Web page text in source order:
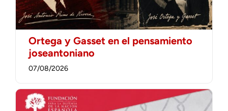
Ortega y Gasset en el pensamiento
joseantoniano
07/08/2026